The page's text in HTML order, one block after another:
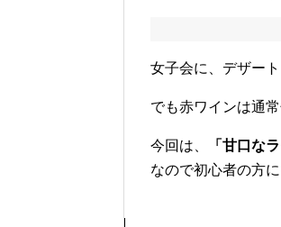
女子会に、デザー
でも赤ワインは通
今回は、 「甘口な
なので初心者の方